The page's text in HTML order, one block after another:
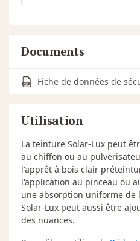
Documents
Fiche de données de
Utilisation
La teinture Solar-Lux peut
au chiffon ou au
l'apprêt à bois clair
l'application au pinceau ou
une absorption uniforme de
Solar-Lux peut aussi être
des nuances.